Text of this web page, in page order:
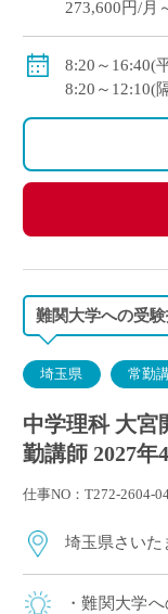
273,600円/月
・各種手当
初年度：
2年目以降
・昇給あり
・交通費別途
8:20～16:40(
8:20～12:10(
難関大学への受
埼玉県 常勤
中学理科 大宮
勤講師 2027年
仕事NO：T272-2604-
埼玉県さいた
・難関大学